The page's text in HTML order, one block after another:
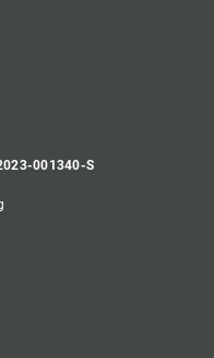
001340-S